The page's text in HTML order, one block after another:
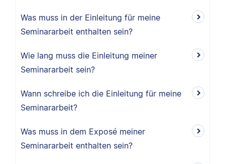
Was muss in der Einleitung für meine
Seminararbeit enthalten sein?
Wie lang muss die Einleitung meiner
Seminararbeit sein?
Wann schreibe ich die Einleitung für meine
Seminararbeit?
Was muss in dem Exposé meiner
Seminararbeit enthalten sein?